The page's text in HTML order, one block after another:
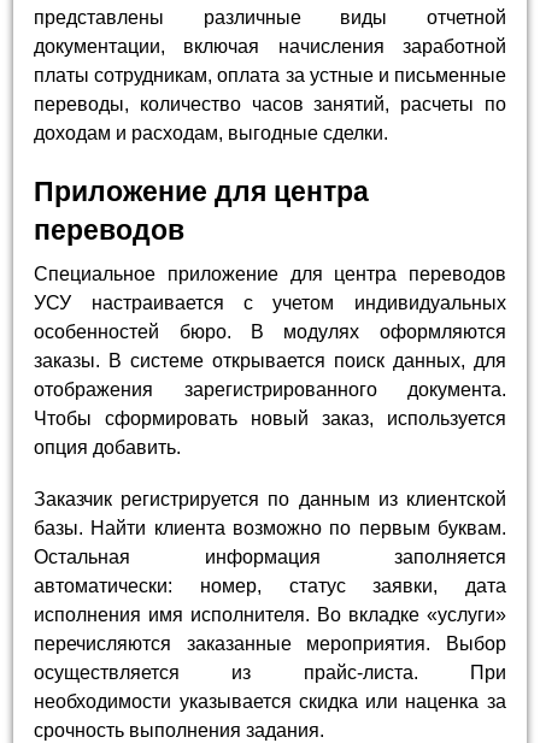
представлены различные виды отчетной
документации, включая начисления заработной
платы сотрудникам, оплата за устные и письменные
переводы, количество часов занятий, расчеты по
доходам и расходам, выгодные сделки.
Приложение для центра
переводов
Специальное приложение для центра переводов
УСУ настраивается с учетом индивидуальных
особенностей бюро. В модулях оформляются
заказы. В системе открывается поиск данных, для
отображения зарегистрированного документа.
Чтобы сформировать новый заказ, используется
опция добавить.
Заказчик регистрируется по данным из клиентской
базы. Найти клиента возможно по первым буквам.
Остальная информация заполняется
автоматически: номер, статус заявки, дата
исполнения имя исполнителя. Во вкладке «услуги»
перечисляются заказанные мероприятия. Выбор
осуществляется из прайс-листа. При
необходимости указывается скидка или наценка за
срочность выполнения задания.